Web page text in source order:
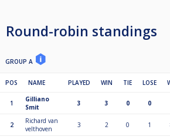
Max. 32–40 spelers per toernooi
1e 100
2e 82
Round-robin standings
GROUP A
POS NAME PLAYED WIN TIE LOSE
1
Gilliano
Smit
3 3 0 0
2
Richard van
velthoven
3 2 0 1